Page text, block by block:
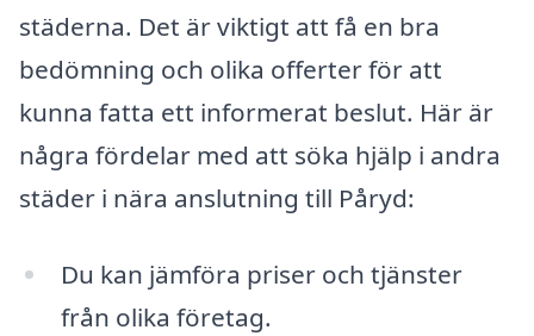
städerna. Det är viktigt att få en bra
bedömning och olika offerter för att
kunna fatta ett informerat beslut. Här är
några fördelar med att söka hjälp i andra
städer i nära anslutning till Påryd:
Du kan jämföra priser och tjänster
från olika företag.